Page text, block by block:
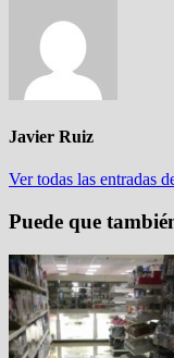
Javier Ruiz
Ver todas las entradas
Puede que